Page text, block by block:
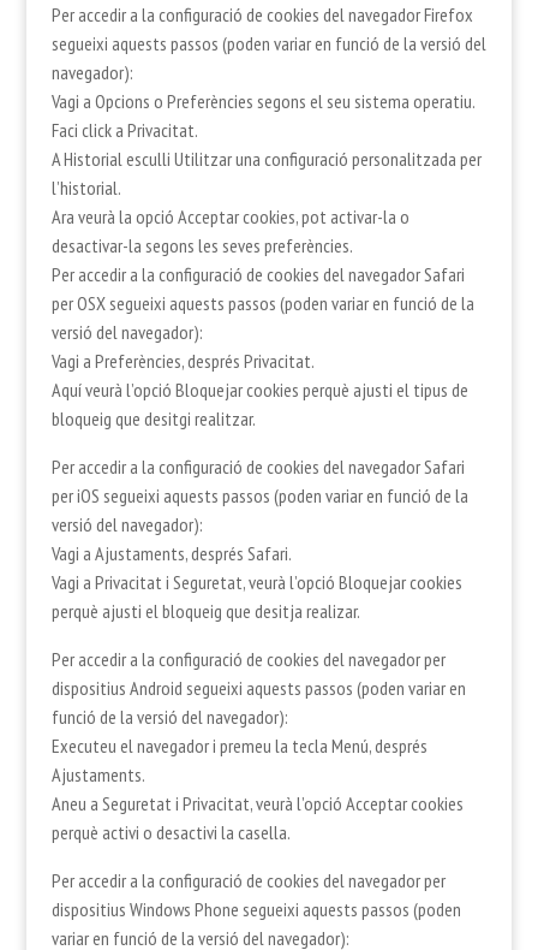
Per accedir a la configuració de cookies del navegador Firefox
segueixi aquests passos (poden variar en funció de la versió del
navegador):
Vagi a Opcions o Preferències segons el seu sistema operatiu.
Faci click a Privacitat.
A Historial esculli Utilitzar una configuració personalitzada per
l’historial.
Ara veurà la opció Acceptar cookies, pot activar-la o
desactivar-la segons les seves preferències.
Per accedir a la configuració de cookies del navegador Safari
per OSX segueixi aquests passos (poden variar en funció de la
versió del navegador):
Vagi a Preferències, després Privacitat.
Aquí veurà l’opció Bloquejar cookies perquè ajusti el tipus de
bloqueig que desitgi realitzar.
Per accedir a la configuració de cookies del navegador Safari
per iOS segueixi aquests passos (poden variar en funció de la
versió del navegador):
Vagi a Ajustaments, després Safari.
Vagi a Privacitat i Seguretat, veurà l’opció Bloquejar cookies
perquè ajusti el bloqueig que desitja realizar.
Per accedir a la configuració de cookies del navegador per
dispositius Android segueixi aquests passos (poden variar en
funció de la versió del navegador):
Executeu el navegador i premeu la tecla Menú, després
Ajustaments.
Aneu a Seguretat i Privacitat, veurà l’opció Acceptar cookies
perquè activi o desactivi la casella.
Per accedir a la configuració de cookies del navegador per
dispositius Windows Phone segueixi aquests passos (poden
variar en funció de la versió del navegador):